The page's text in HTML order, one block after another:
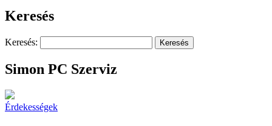
Keresés
Keresés:
Simon PC Szerviz
Érdekességek